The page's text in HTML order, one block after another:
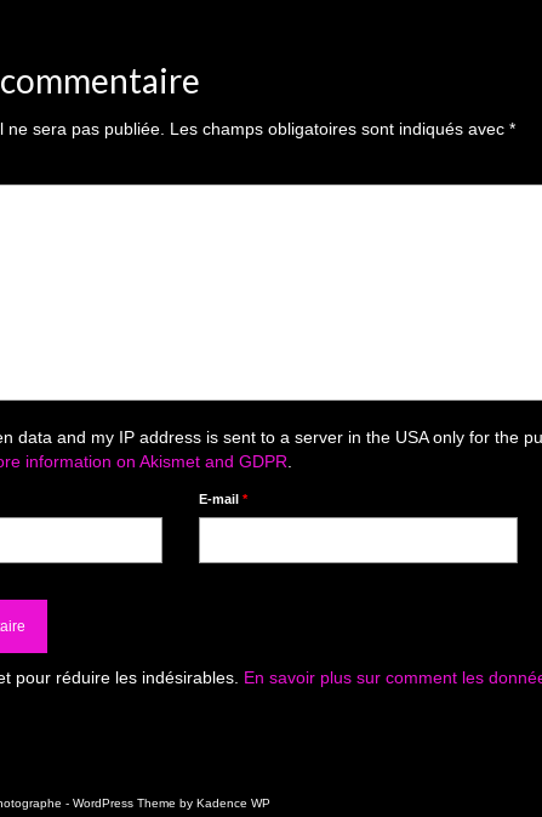
ne sera pas publiée. Les champs obligatoires sont indiqués avec *
data and my IP address is sent to a server in the USA only for the
information on Akismet and GDPR
E-mail*
pour réduire les indésirables. En savoir plus sur comment les
- WordPress Theme by Kadence WP